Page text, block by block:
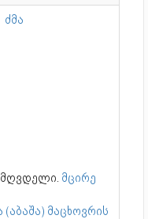
ძმა
მღვდელი. მცირე
(აბაშა) მაცხოვრის